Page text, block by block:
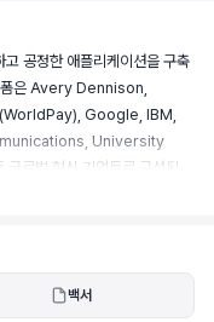
공정한 애플리케이션을 구축
폼은 Avery Dennison,
Google, IBM,
University
벌 혁신 기업들로 구성된
한 있는 네트워크의 신뢰 계층
백서